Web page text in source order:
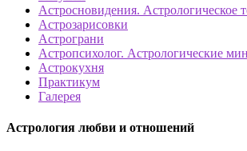
Астросновидения. Астрологическое
Астрозарисовки
Астрограни
Астропсихолог. Астрологические
Астрокухня
Практикум
Галерея
Астрология любви и отношений